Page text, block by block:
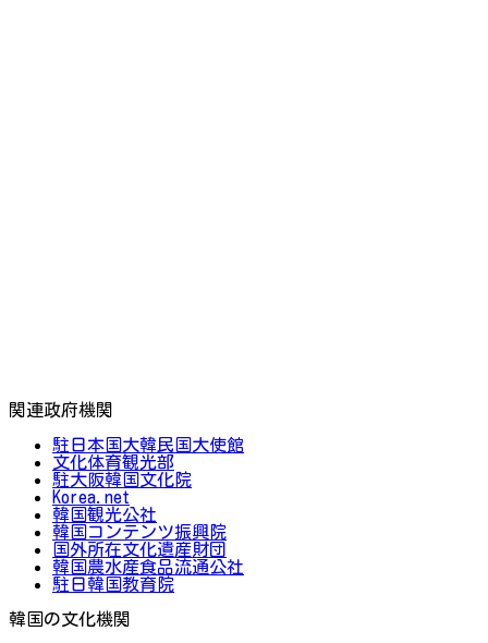
関連政府機関
駐日本国大韓民国大使館
文化体育観光部
駐大阪韓国文化院
Korea.net
韓国観光公社
韓国コンテンツ振興院
国外所在文化遺産財団
韓国農水産食品流通公社
駐日韓国教育院
韓国の文化機関